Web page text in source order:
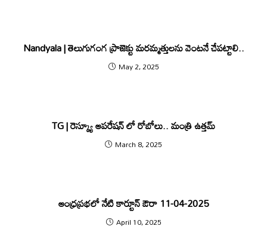
Nandyala | తెలుగుగంగ ప్రాజెక్టు మరమ్మత్తులను వెంటనే చేపట్టాలి..
May 2, 2025
TG | రెస్క్యూ ఆపరేషన్ లో రోబోలు.. మంత్రి ఉత్త‌మ్
March 8, 2025
ఆంధ్రప్రభలో నేటి కార్టూన్ ఔరా 11-04-2025
April 10, 2025